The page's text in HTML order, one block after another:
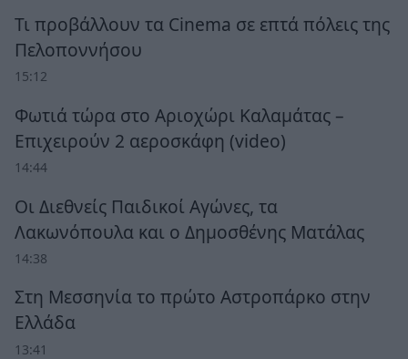
Τι προβάλλουν τα Cinema σε επτά πόλεις της
Πελοποννήσου
15:12
Φωτιά τώρα στο Αριοχώρι Καλαμάτας –
Επιχειρούν 2 αεροσκάφη (video)
14:44
Οι Διεθνείς Παιδικοί Αγώνες, τα
Λακωνόπουλα και ο Δημοσθένης Ματάλας
14:38
Στη Μεσσηνία το πρώτο Αστροπάρκο στην
Ελλάδα
13:41